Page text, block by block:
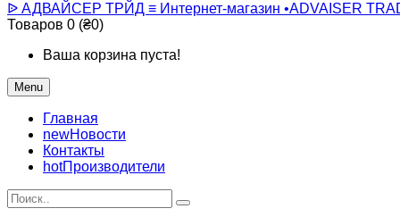
ᐉ АДВАЙСЕР ТРЙД ≡ Интернет-магазин •ADVAISER
Товаров 0 (₴0)
Ваша корзина пуста!
Menu
Главная
newНовости
Контакты
hotПроизводители